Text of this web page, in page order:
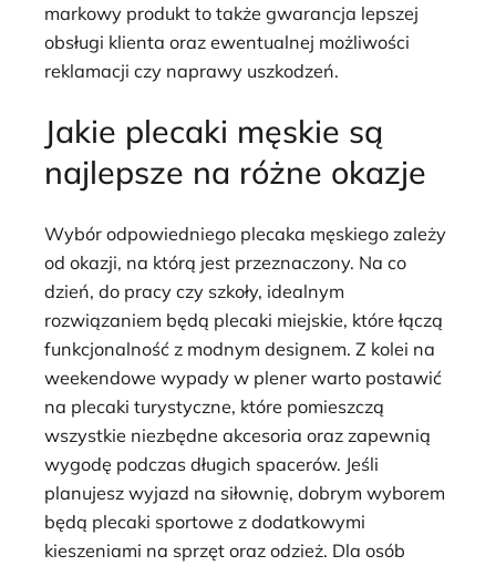
markowy produkt to także gwarancja lepszej
obsługi klienta oraz ewentualnej możliwości
reklamacji czy naprawy uszkodzeń.
Jakie plecaki męskie są
najlepsze na różne okazje
Wybór odpowiedniego plecaka męskiego zależy
od okazji, na którą jest przeznaczony. Na co
dzień, do pracy czy szkoły, idealnym
rozwiązaniem będą plecaki miejskie, które łączą
funkcjonalność z modnym designem. Z kolei na
weekendowe wypady w plener warto postawić
na plecaki turystyczne, które pomieszczą
wszystkie niezbędne akcesoria oraz zapewnią
wygodę podczas długich spacerów. Jeśli
planujesz wyjazd na siłownię, dobrym wyborem
będą plecaki sportowe z dodatkowymi
kieszeniami na sprzęt oraz odzież. Dla osób